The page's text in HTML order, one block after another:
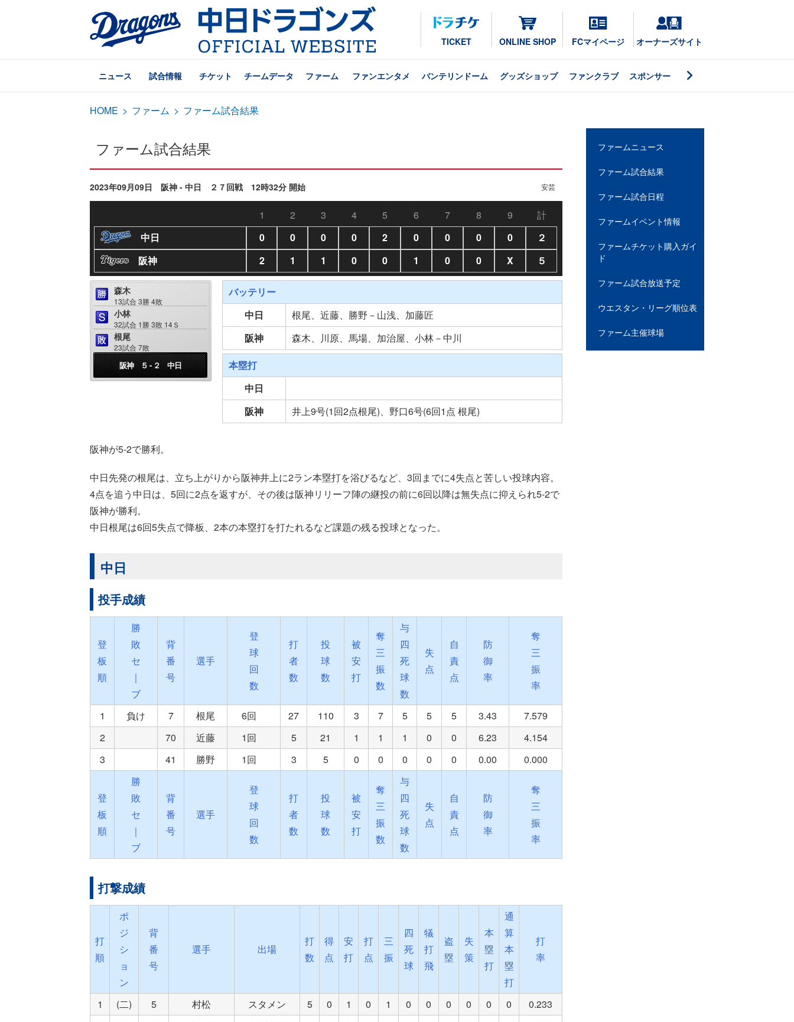
TICKET ONLINE SHOP FCマイページ オーナーズサイト
ニュース 試合情報 チケット チームデータ ファーム ファンエンタメ バンテリンドーム グッズショップ ファンクラブ スポンサー
HOME > ファーム > ファーム試合結果
ファーム試合結果
2023年09月09日 阪神 - 中日 ２７回戦 12時32分 開始 安芸
1 2 3 4 5 6 7 8 9
計
中日
0 0 0 0 2 0 0 0 0
２
阪神
2 1 1 0 0 1 0 0 X ５
森木
13試合 3勝 4敗
小林
32試合 1勝 3敗 14Ｓ
根尾
23試合 7敗
阪神 ５ - ２ 中日
バッテリー
中日
根尾、近藤、勝野－山浅、加藤匠
阪神
森木、川原、馬場、加治屋、小林－中川
本塁打
中日
阪神
井上9号(1回2点根尾)、野口6号(6回1点 根尾)
阪神が5-2で勝利。
中日先発の根尾は、立ち上がりから阪神井上に2ラン本塁打を浴びるなど、3回までに4失点と苦しい投球内容。
4点を追う中日は、5回に2点を返すが、その後は阪神リリーフ陣の継投の前に6回以降は無失点に抑えられ5-2で
阪神が勝利。
中日根尾は6回5失点で降板、2本の本塁打を打たれるなど課題の残る投球となった。
中日
投手成績
登
板
順
勝
敗
セ
｜
ブ
背
番
号
選手
登
球
回
数
打
者
数
投
球
数
被
安
打
奪
三
振
数
与
四
死
球
数
失
点
自
責
点
防
御
率
奪
三
振
率
1 負け 7 根尾 6回 27 110 3 7 5 5 5 3.43
7.579
2
70 近藤 1回 5 21 1 1 1 0 0 6.23
4.154
3
41 勝野 1回 3 5 0 0 0 0 0 0.00 0.000
登
板
順
勝
敗
セ
｜
ブ
背
番
号
選手
登
球
回
数
打
者
数
投
球
数
被
安
打
奪
三
振
数
与
四
死
球
数
失
点
自
責
点
防
御
率
奪
三
振
率
打撃成績
打
順
ポ
ジ
シ
ョ
ン
背
番
号
選手 出場
打
数
得
点
安
打
打
点
三
振
四
死
球
犠
打
飛
盗
塁
失
策
本
塁
打
通
算
本
塁
打
打
率
1 (二) 5 村松 スタメン 5 0 1 0 1 0 0 0 0 0 0
0.233
ファームニュース
ファーム試合結果
ファーム試合日程
ファームイベント情報
ファームチケット購入ガイ
ド
ファーム試合放送予定
ウエスタン・リーグ順位表
ファーム主催球場